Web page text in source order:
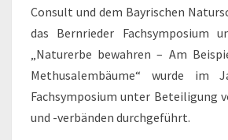
Consult und dem Bayrischen
das Bernrieder Fachsymposium
„Naturerbe bewahren – Am
Methusalembäume“ wurde im
Fachsymposium unter Beteiligung
und -verbänden durchgeführt.